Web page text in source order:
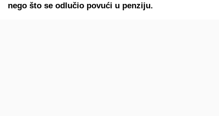
nego što se odlučio povući u penziju.